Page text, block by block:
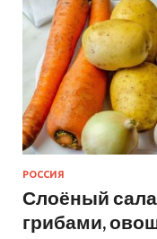
РОССИЯ
Слоёный
грибами,